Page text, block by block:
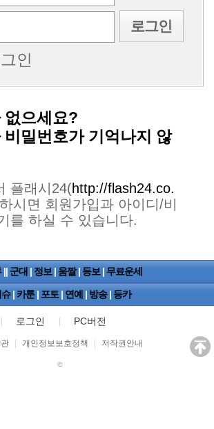
인
없으세요?
비밀번호가 기억나지 않
플래시24(http://flash24.co.
시면 회원가입과 아이디/비
를 하실 수 있습니다.
|| 군대 | 정보 | 움짤 | 등보 | 무료운세
| 카툰 | 포토 | 연예 | 방송 | 등카
로그인 PC버전
개인정보보호정책 저작권안내
©